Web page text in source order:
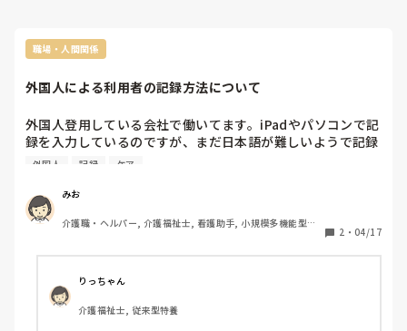
職場・人間関係
外国人による利用者の記録方法について
外国人登用している会社で働いてます。iPadやパソコンで記
録を入力しているのですが、まだ日本語が難しいようで記録
までできる方が少ないです。他の事業者さんがどのように対
（特に不満ではなく具体的な対応方法を聞きたいです）
外国人 記録 ケア
みお
介護職・ヘルパー, 介護福祉士, 看護助手, 小規模多機能型居
2 ・ 04/17
りっちゃん
介護福祉士, 従来型特養